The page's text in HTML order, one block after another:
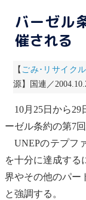
バーゼル
催される
【 ごみ･リサイクル
源】国連／
10月25日から29
ーゼル条約の第7
UNEPのテプフ
を十分に達成する
界やその他のパー
と強調する。